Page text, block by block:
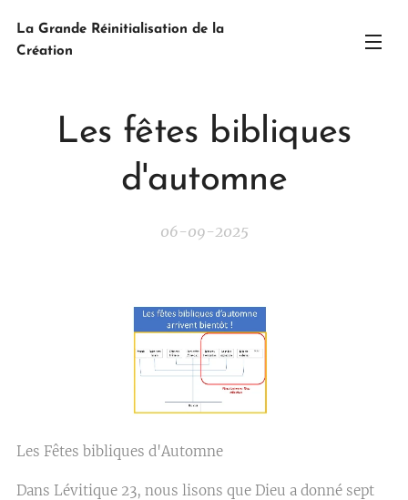
La Grande Réinitialisation de la
Création
Les fêtes bibliques
d'automne
06-09-2025
Les Fêtes bibliques d'Automne
Dans Lévitique 23, nous lisons que Dieu a donné sept